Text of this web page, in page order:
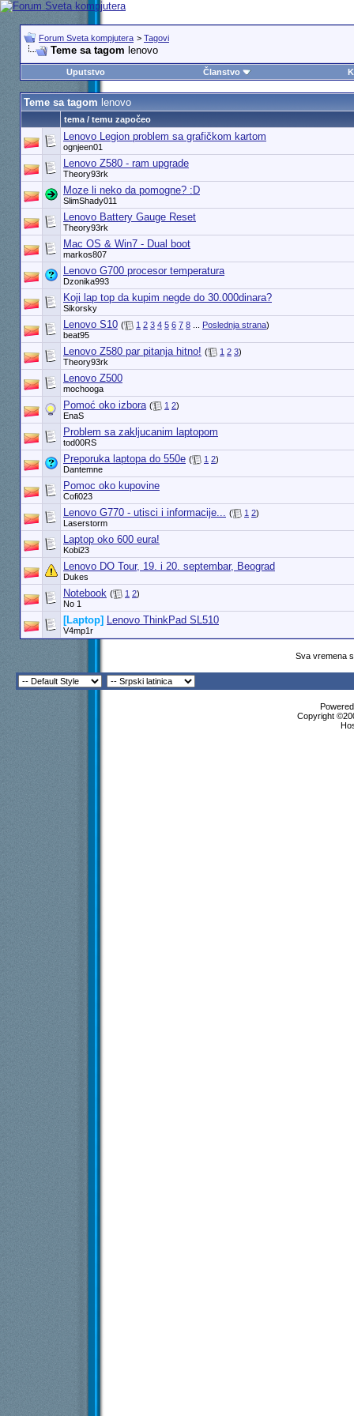
Forum Sveta kompjutera > Tagovi
Teme sa tagom lenovo
Uputstvo Članstvo
Teme sa tagom lenovo
tema / temu započeo
Lenovo Legion problem sa grafičkom kartom
ognjeen01
Lenovo Z580 - ram upgrade
Theory93rk
Moze li neko da pomogne? :D
SlimShady011
Lenovo Battery Gauge Reset
Theory93rk
Mac OS & Win7 - Dual boot
markos807
Lenovo G700 procesor temperatura
Dzonika993
Koji lap top da kupim negde do 30.000dinara?
Sikorsky
Lenovo S10 ( 1 2 3 4 5 6 7 8... Poslednja strana)
beat95
Lenovo Z580 par pitanja hitno! ( 1 2 3)
Theory93rk
Lenovo Z500
mochooga
Pomoć oko izbora ( 1 2)
EnaS
Problem sa zakljucanim laptopom
tod00RS
Preporuka laptopa do 550e ( 1 2)
Dantemne
Pomoc oko kupovine
Cofi023
Lenovo G770 - utisci i informacije... ( 1 2)
Laserstorm
Laptop oko 600 eura!
Kobi23
Lenovo DO Tour, 19. i 20. septembar, Beograd
Dukes
Notebook ( 1 2)
No 1
[Laptop] Lenovo ThinkPad SL510
V4mp1r
Sva vremena
Copyright